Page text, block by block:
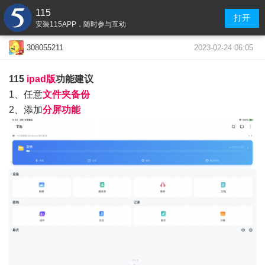
115
安装115APP，随时参与互动
打开
308055211 2023-02-24 06:05
115 ipad版功能建议
1、任意文件夹备份
2、添加分屏功能